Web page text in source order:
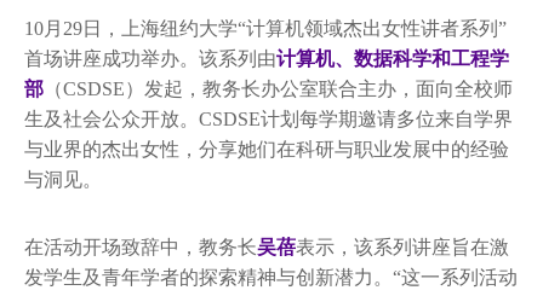
活动纵览
学生说
校园内外
联系方式
支持我们
10月29日，上海纽约大学“计算机领域杰出女性讲者系列”
首场讲座成功举办。该系列由计算机、数据科学和工程学
部 （CSDSE）发起，教务长办公室联合主办，面向全校师
生及社会公众开放。CSDSE计划每学期邀请多位来自学界
与业界的杰出女性，分享她们在科研与职业发展中的经验
与洞见。
在活动开场致辞中，教务长吴蓓表示，该系列讲座旨在激
发学生及青年学者的探索精神与创新潜力。“这一系列活动